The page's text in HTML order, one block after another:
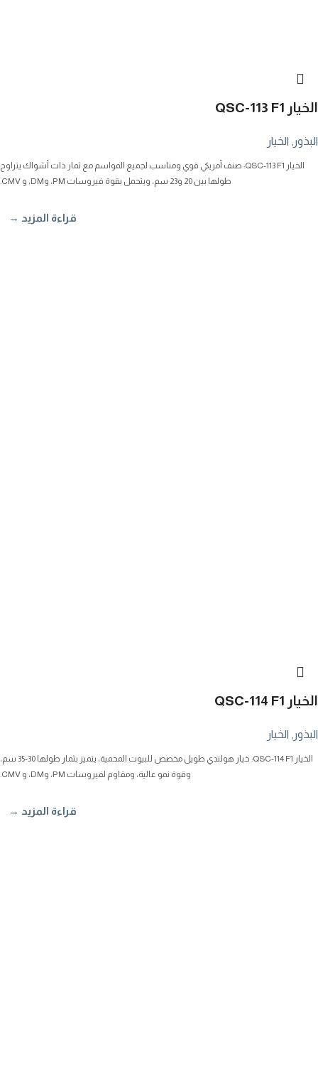
الخيار QSC-113 F1
البذور الخيار
الخيار QSC-113 F1: صنف أمريكي قوي ومناسب لجميع المواسم مع ثمار ذات أشواك يتراوح
طولها بين 20 و23 سم، ويتحمل بقوة فيروسات PM، وDM، و CMV.
قراءة المزيد →
الخيار QSC-114 F1
البذور الخيار
الخيار QSC-114 F1: خيار هولندي طويل مخصص للبيوت المحمية، يتميز بثمار طولها 30-35 سم،
وقوة نمو عالية، ومقاوم لفيروسات PM، وDM، و CMV.
قراءة المزيد →